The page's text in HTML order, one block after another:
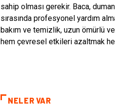
sahip olması gerekir. Baca,
sırasında profesyonel yardım
bakım ve temizlik, uzun ömürlü
hem çevresel etkileri azaltmak
NELER VAR